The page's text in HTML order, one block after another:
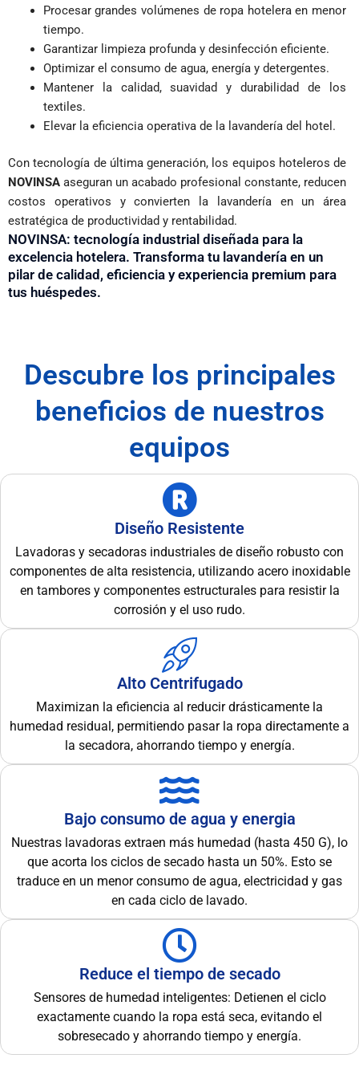
Procesar grandes volúmenes de ropa hotelera en menor
tiempo.
Garantizar limpieza profunda y desinfección eficiente.
Optimizar el consumo de agua, energía y detergentes.
Mantener la calidad, suavidad y durabilidad de los
textiles.
Elevar la eficiencia operativa de la lavandería del hotel.
Con tecnología de última generación, los equipos hoteleros de
NOVINSA aseguran un acabado profesional constante, reducen
costos operativos y convierten la lavandería en un área
estratégica de productividad y rentabilidad.
NOVINSA: tecnología industrial diseñada para la
excelencia hotelera. Transforma tu lavandería en un
pilar de calidad, eficiencia y experiencia premium para
tus huéspedes.
Descubre los principales
beneficios de nuestros
equipos
Diseño Resistente
Lavadoras y secadoras industriales de diseño robusto con
componentes de alta resistencia, utilizando acero inoxidable
en tambores y componentes estructurales para resistir la
corrosión y el uso rudo.
Alto Centrifugado
Maximizan la eficiencia al reducir drásticamente la
humedad residual, permitiendo pasar la ropa directamente a
la secadora, ahorrando tiempo y energía.
Bajo consumo de agua y energia
Nuestras lavadoras extraen más humedad (hasta 450 G), lo
que acorta los ciclos de secado hasta un 50%. Esto se
traduce en un menor consumo de agua, electricidad y gas
en cada ciclo de lavado.
Reduce el tiempo de secado
Sensores de humedad inteligentes: Detienen el ciclo
exactamente cuando la ropa está seca, evitando el
sobresecado y ahorrando tiempo y energía.